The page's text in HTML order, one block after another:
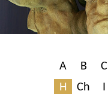
A B C
H
Ch I